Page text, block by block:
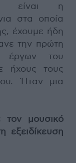
είναι η
στα οποία
έχουμε ήδη
την πρώτη
έργων του
ήχους τους
Ήταν μια
τον μουσικό
εξειδίκευση